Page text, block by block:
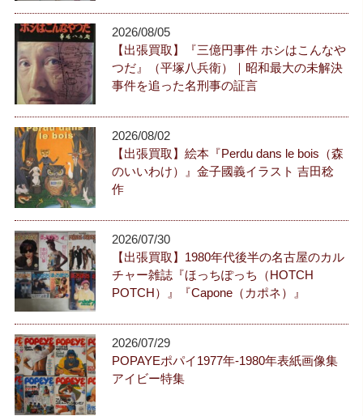
2026/08/05
【出張買取】『三億円事件 ホシはこんなや
つだ』（平塚八兵衛）｜昭和最大の未解決
事件を追った名刑事の証言
2026/08/02
【出張買取】絵本『Perdu dans le bois（森
のいいわけ）』金子國義イラスト 吉田稔
作
2026/07/30
【出張買取】1980年代後半の名古屋のカル
チャー雑誌『ほっちぽっち（HOTCH
POTCH）』『Capone（カポネ）』
2026/07/29
POPAYEポパイ1977年-1980年表紙画像集
アイビー特集